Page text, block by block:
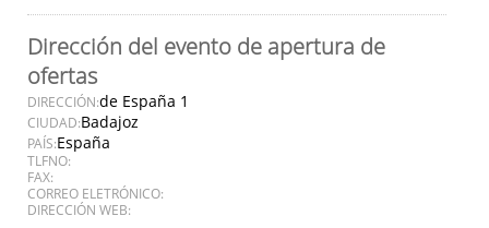
Dirección del evento de apertura de
ofertas
DIRECCIÓN:de España 1
CIUDAD:Badajoz
PAÍS:España
TLFNO:
FAX:
CORREO ELETRÓNICO:
DIRECCIÓN WEB: